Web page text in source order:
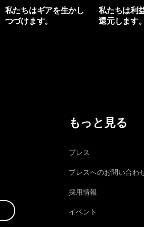
私たちはギアを生かし
つづけます。
私たちは利
還元します。
もっと見る
プレス
プレスへのお問い合わ
採用情報
イベント